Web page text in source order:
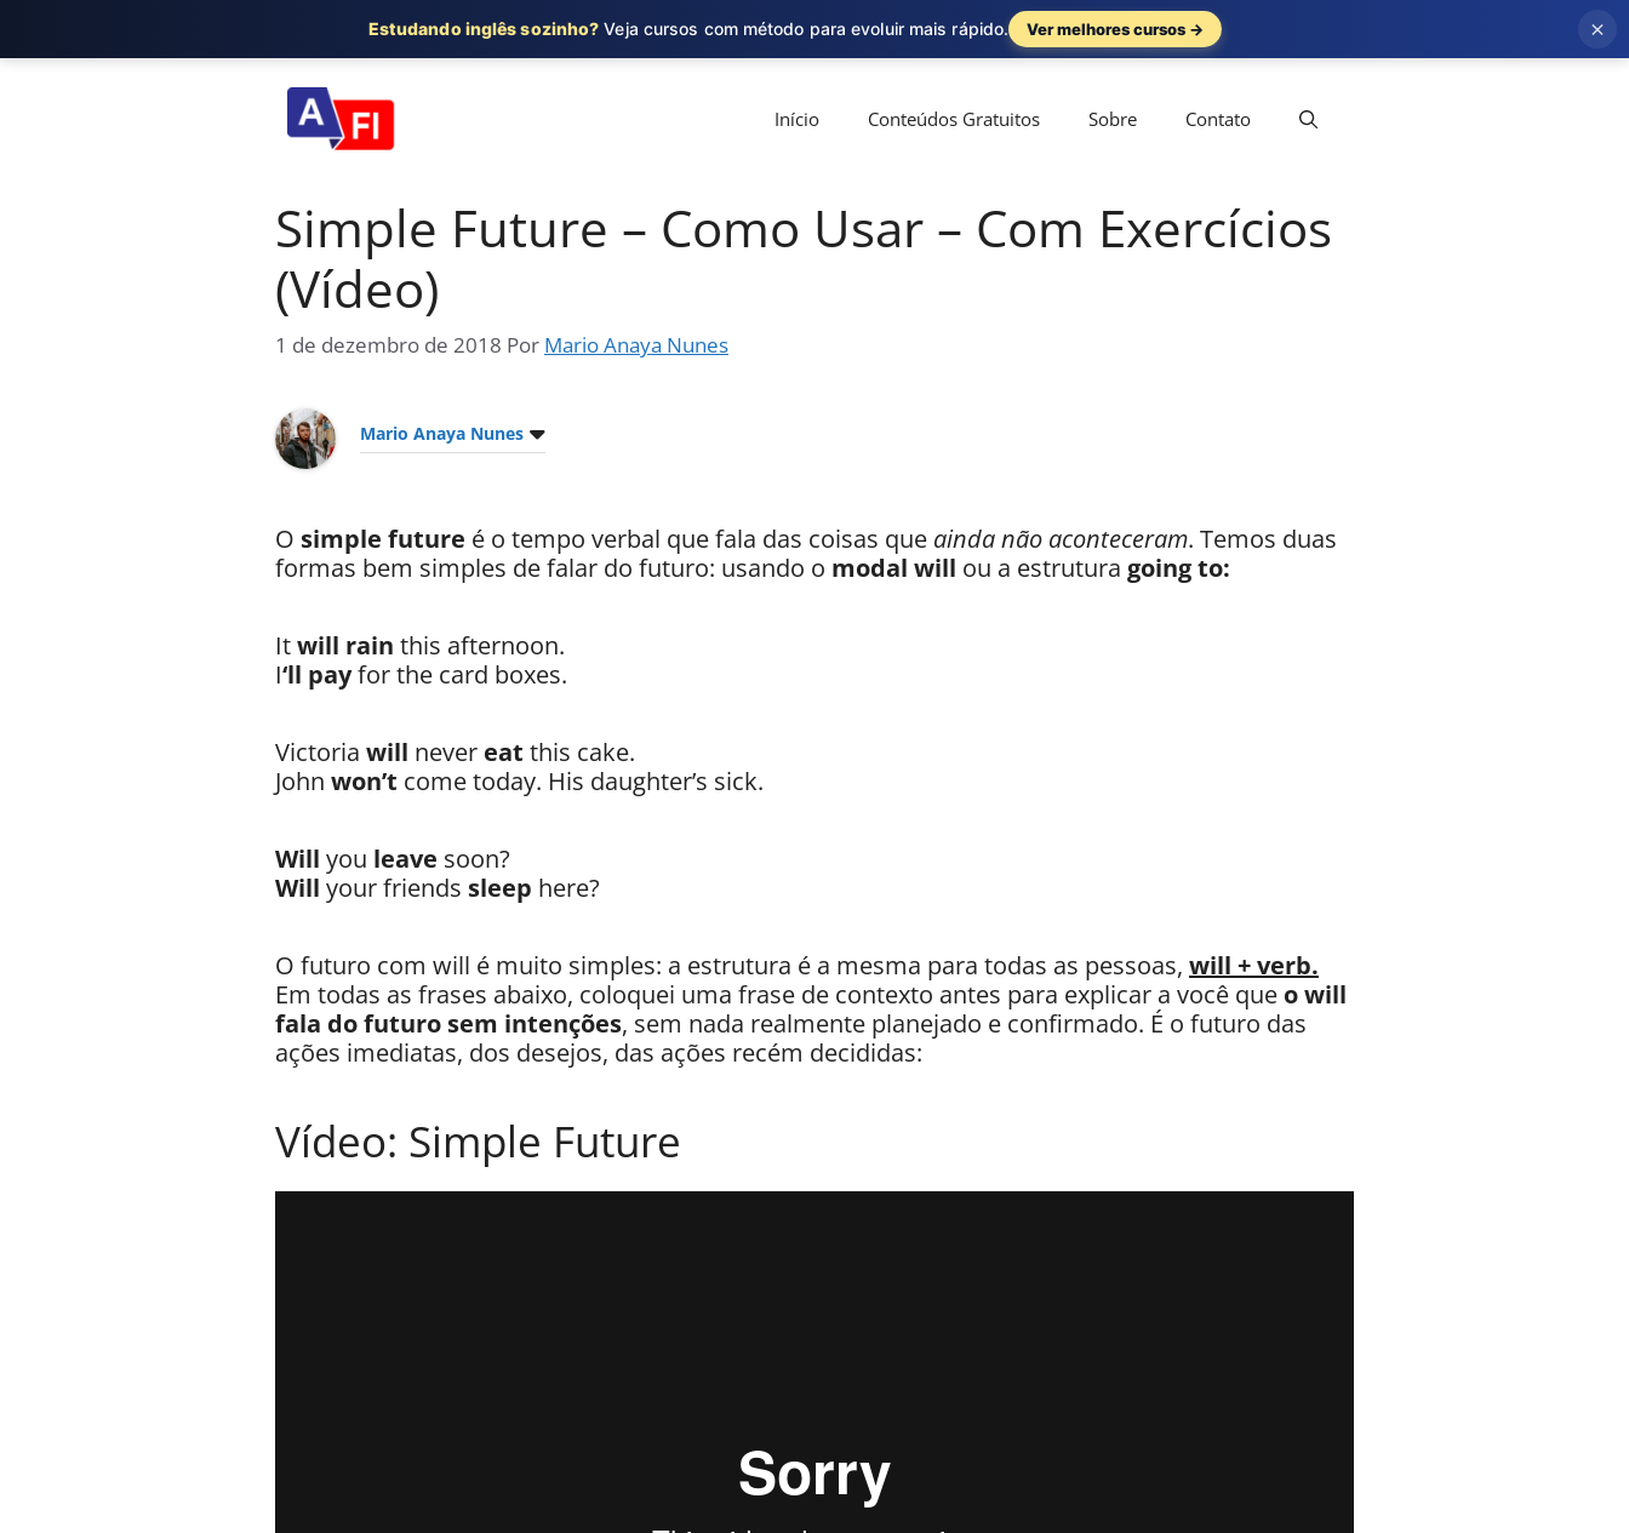
Início Conteúdos Gratuitos Sobre Contato
Simple Future – Como Usar – Com Exercícios
(Vídeo)
1 de dezembro de 2018 Por Mario Anaya Nunes
Mario Anaya Nunes
O simple future é o tempo verbal que fala das coisas que ainda não aconteceram. Temos duas
formas bem simples de falar do futuro: usando o modal will ou a estrutura going to:
Itwill rain this afternoon.
I‘ll payfor the card boxes.
Victoria will never eat this cake.
John won’t come today. His daughter’s sick.
Will you leave soon?
Will your friends sleep here?
O futuro com will é muito simples: a estrutura é a mesma para todas as pessoas, will + verb.
Em todas as frases abaixo, coloquei uma frase de contexto antes para explicar a você que o will
fala do futuro sem intenções, sem nada realmente planejado e confirmado. É o futuro das
ações imediatas, dos desejos, das ações recém decididas:
Vídeo: Simple Future
Estudando inglês sozinho? Veja cursos com método para evoluir mais rápido. Ver melhores cursos → ×